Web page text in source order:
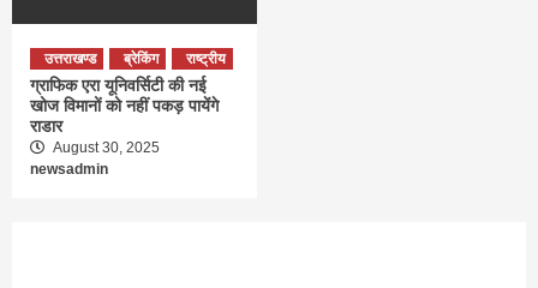
उत्तराखण्ड ब्रेकिंग राष्ट्रीय
ग्राफिक एरा यूनिवर्सिटी की नई
खोज विमानों को नहीं पकड़ पायेंगे
राडार
August 30, 2025
newsadmin